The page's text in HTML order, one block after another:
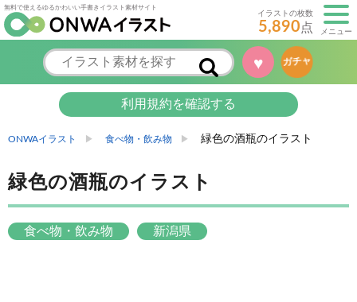
無料で使えるゆるかわいい手書きイラスト素材サイト
イラストの枚数
5,890点 メニュー
♥ ガチャ
利用規約を確認する
ONWAイラスト 食べ物・飲み物 緑色の酒瓶のイラスト
緑色の酒瓶のイラスト
食べ物・飲み物 新潟県